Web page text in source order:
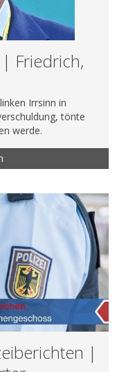
Friedrich,
Irrsinn in
tönte
werde.
|